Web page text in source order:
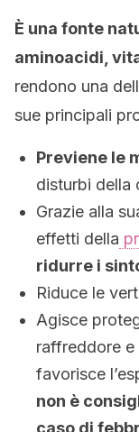
È una fonte
aminoacidi,
rendono una
sue principali
Previene le
disturbi della
Grazie alla
effetti della
ridurre i
Riduce le
Agisce
raffreddore e
favorisce
non è
caso di